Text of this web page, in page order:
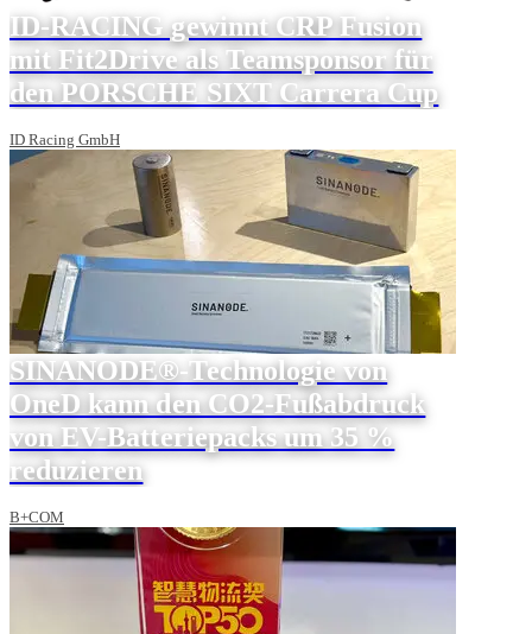
ID-RACING gewinnt CRP Fusion
mit Fit2Drive als Teamsponsor für
den PORSCHE SIXT Carrera Cup
ID Racing GmbH
SINANODE®-Technologie von
OneD kann den CO2-Fußabdruck
von EV-Batteriepacks um 35 %
reduzieren
B+COM